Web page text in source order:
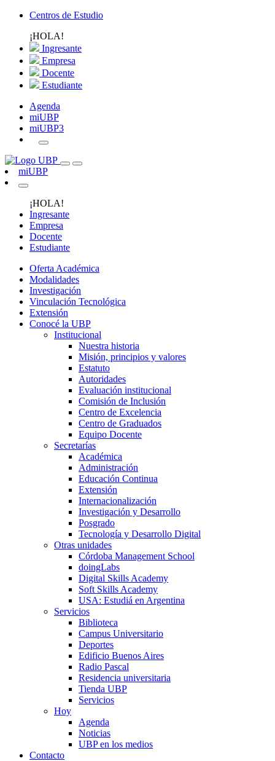
Centros de Estudio
¡HOLA!
Ingresante
Empresa
Docente
Estudiante
Agenda
miUBP
miUBP3
miUBP
¡HOLA!
Ingresante
Empresa
Docente
Estudiante
Oferta Académica
Modalidades
Investigación
Vinculación Tecnológica
Extensión
Conocé la UBP
Institucional
Nuestra historia
Misión, principios y valores
Estatuto
Autoridades
Evaluación institucional
Comisión de Inclusión
Centro de Excelencia
Centro de Graduados
Equipo Docente
Secretarías
Académica
Administración
Educación Continua
Extensión
Internacionalización
Investigación y Desarrollo
Posgrado
Tecnología y Desarrollo Digital
Otras unidades
Córdoba Management School
doingLabs
Digital Skills Academy
Soft Skills Academy
USA: Estudiá en Argentina
Servicios
Biblioteca
Campus Universitario
Deportes
Edificio Buenos Aires
Radio Pascal
Residencia universitaria
Tienda UBP
Servicios
Hoy
Agenda
Noticias
UBP en los medios
Contacto